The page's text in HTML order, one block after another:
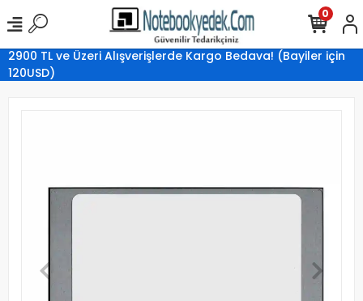
2900 TL ve Üzeri Alışverişlerde Kargo Bedava! (Bayiler için
120USD)
0